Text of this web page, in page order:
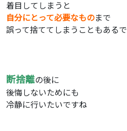
着目してしまうと
自分にとって必要なものまで
誤って捨ててしまうこともあるで
断捨離の後に
後悔しないためにも
冷静に行いたいですね